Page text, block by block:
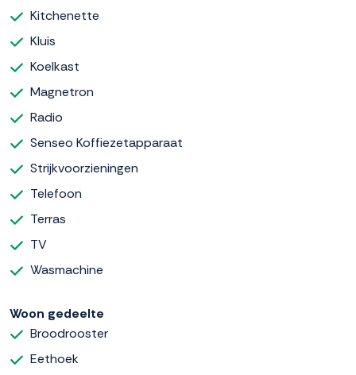
Kitchenette
Kluis
Koelkast
Magnetron
Radio
Senseo Koffiezetapparaat
Strijkvoorzieningen
Telefoon
Terras
TV
Wasmachine
Woon gedeelte
Broodrooster
Eethoek